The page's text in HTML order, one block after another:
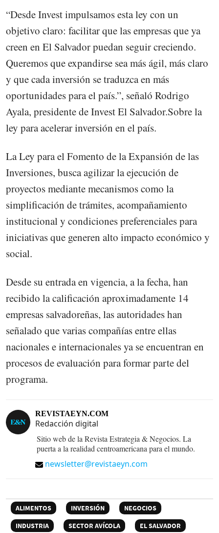
“Desde Invest impulsamos esta ley con un
objetivo claro: facilitar que las empresas que ya
creen en El Salvador puedan seguir creciendo.
Queremos que expandirse sea más ágil, más claro
y que cada inversión se traduzca en más
oportunidades para el país.”, señaló Rodrigo
Ayala, presidente de Invest El Salvador.Sobre la
ley para acelerar inversión en el país.
La Ley para el Fomento de la Expansión de las
Inversiones, busca agilizar la ejecución de
proyectos mediante mecanismos como la
simplificación de trámites, acompañamiento
institucional y condiciones preferenciales para
iniciativas que generen alto impacto económico y
social.
Desde su entrada en vigencia, a la fecha, han
recibido la calificación aproximadamente 14
empresas salvadoreñas, las autoridades han
señalado que varias compañías entre ellas
nacionales e internacionales ya se encuentran en
procesos de evaluación para formar parte del
programa.
REVISTAEYN.COM
Redacción digital
Sitio web de la Revista Estrategia & Negocios. La
puerta a la realidad centroamericana para el mundo.
newsletter@revistaeyn.com
ALIMENTOS INVERSIÓN
NEGOCIOS
INDUSTRIA
SECTOR AVÍCOLA
EL SALVADOR